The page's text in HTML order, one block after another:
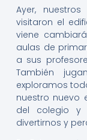
Ayer,
visitaron el
viene
aulas de
a sus
También
exploramos
nuestro nuevo
del colegio y
divertirnos y